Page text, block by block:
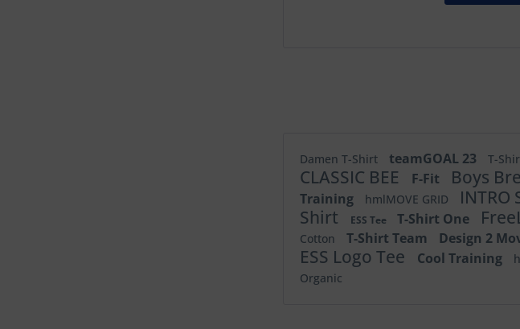
Damen T-Shirt teamGOAL 23 T-
CLASSIC BEE F-Fit Boys
Training
hmlMOVE GRID INTRO
Shirt
ESS Tee T-Shirt One
Cotton
T-Shirt Team Design 2
ESS Logo Tee Cool Training
Organic